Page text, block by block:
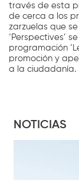
través de esta
de cerca a los
zarzuelas que
‘Perspectives’
programación
promoción y
a la ciudadanía.
NOTICIAS